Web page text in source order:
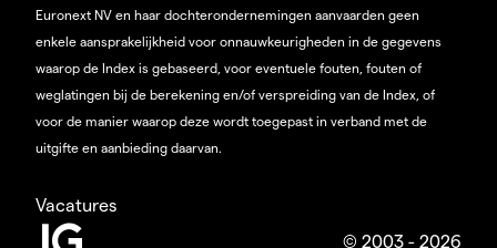
Euronext NV en haar dochterondernemingen aanvaarden geen
enkele aansprakelijkheid voor onnauwkeurigheden in de gegevens
waarop de Index is gebaseerd, voor eventuele fouten, fouten of
weglatingen bij de berekening en/of verspreiding van de Index, of
voor de manier waarop deze wordt toegepast in verband met de
uitgifte en aanbieding daarvan.
Vacatures
© 2003 - 2026